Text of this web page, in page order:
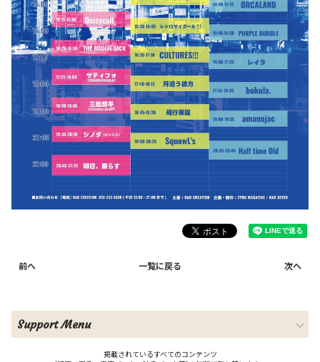
前へ 一覧に戻る 次へ
Support Menu
掲載されているすべてのコンテンツ